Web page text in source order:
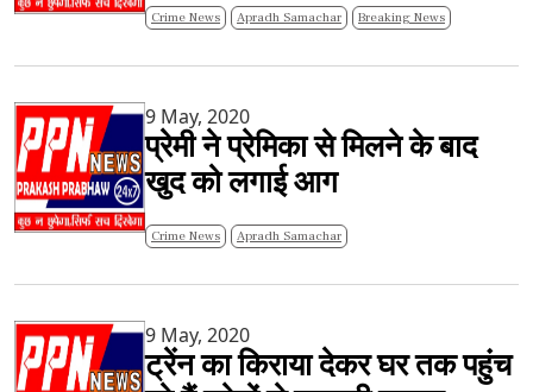
Crime News Apradh Samachar Breaking News
9 May, 2020
प्रेमी ने प्रेमिका से मिलने के बाद
खुद को लगाई आग
Crime News Apradh Samachar
9 May, 2020
ट्रेंन का किराया देकर घर तक पहुंच